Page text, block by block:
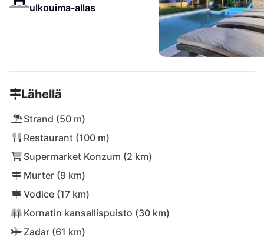
ulkouima-allas
Lähellä
Strand (50 m)
Restaurant (100 m)
Supermarket Konzum (2 km)
Murter (9 km)
Vodice (17 km)
Kornatin kansallispuisto (30 km)
Zadar (61 km)